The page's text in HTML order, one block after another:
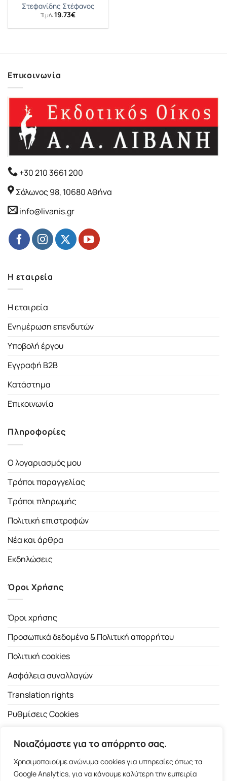
Νοιαζόμαστε για το απόρρητο σας.
Χρησιμοποιούμε ανώνυμα cookies για υπηρεσίες όπως τα
Google Analytics, για να κάνουμε καλύτερη την εμπειρία
Στεφανίδης Στέφανος
Τιμή: 19.73€
Επικοινωνία
+30 210 3661 200
Σόλωνος 98, 10680 Αθήνα
info@livanis.gr
Η εταιρεία
Η εταιρεία
Ενημέρωση επενδυτών
Υποβολή έργου
Εγγραφή B2B
Κατάστημα
Επικοινωνία
Πληροφορίες
Ο λογαριασμός μου
Τρόποι παραγγελίας
Τρόποι πληρωμής
Πολιτική επιστροφών
Νέα και άρθρα
Εκδηλώσεις
Όροι Χρήσης
Όροι χρήσης
Προσωπικά δεδομένα & Πολιτική απορρήτου
Πολιτική cookies
Ασφάλεια συναλλαγών
Translation rights
Ρυθμίσεις Cookies